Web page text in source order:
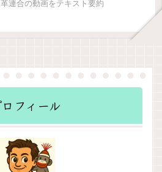
連合の動画をテキスト要約
ロフィール